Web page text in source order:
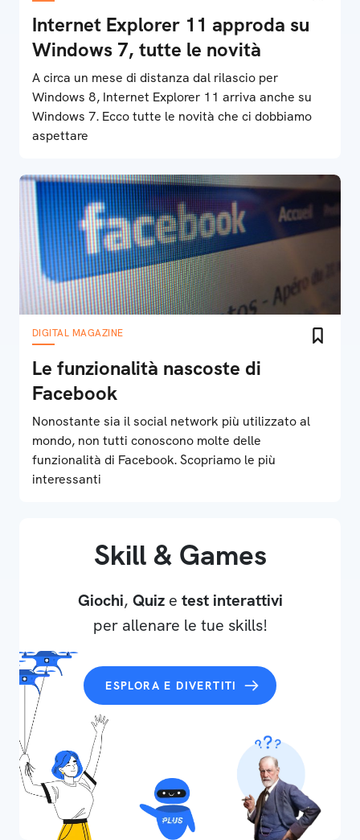
Internet Explorer 11 approda su
Windows 7, tutte le novità
A circa un mese di distanza dal rilascio per
Windows 8, Internet Explorer 11 arriva anche su
Windows 7. Ecco tutte le novità che ci dobbiamo
aspettare
DIGITAL MAGAZINE
Le funzionalità nascoste di
Facebook
Nonostante sia il social network più utilizzato al
mondo, non tutti conoscono molte delle
funzionalità di Facebook. Scopriamo le più
interessanti
Skill & Games
Giochi, Quize test interattivi
per allenare le tue skills!
ESPLORA E DIVERTITI